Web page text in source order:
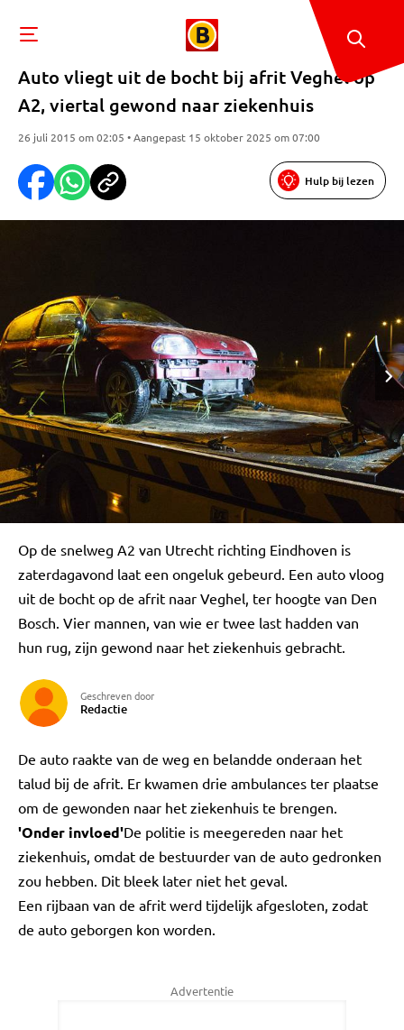
Auto vliegt uit de bocht bij afrit Veghel op
A2, viertal gewond naar ziekenhuis
26 juli 2015 om 02:05 • Aangepast 15 oktober 2025 om 07:00
Hulp bij lezen
Op de snelweg A2 van Utrecht richting Eindhoven is
zaterdagavond laat een ongeluk gebeurd. Een auto vloog
uit de bocht op de afrit naar Veghel, ter hoogte van Den
Bosch. Vier mannen, van wie er twee last hadden van
hun rug, zijn gewond naar het ziekenhuis gebracht.
Geschreven door
Redactie
De auto raakte van de weg en belandde onderaan het
talud bij de afrit. Er kwamen drie ambulances ter plaatse
om de gewonden naar het ziekenhuis te brengen.
'Onder invloed'De politie is meegereden naar het
ziekenhuis, omdat de bestuurder van de auto gedronken
zou hebben. Dit bleek later niet het geval.
Een rijbaan van de afrit werd tijdelijk afgesloten, zodat
de auto geborgen kon worden.
Advertentie